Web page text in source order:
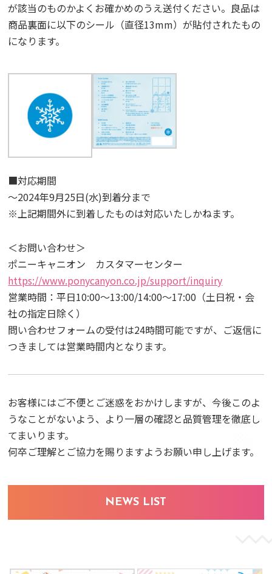
が該当のものかよくお確かめのうえ送付ください。良品は
商品裏面に以下のシール（直径13mm）が貼付されたもの
になります。
■対応期間
～2024年9月25日(水)到着分まで
※上記期間外に到着したものは対応いたしかねます。
＜お問い合わせ＞
ポニーキャニオン カスタマーセンター
https://www.ponycanyon.co.jp/support/inquiry
営業時間：平日10:00～13:00/14:00～17:00（土日祝・会
社の指定日除く）
問い合わせフォームの受付は24時間可能ですが、ご返信に
つきましては営業時間内となります。
お客様にはご不便とご迷惑をおかけしますが、今後このよ
うなことがないよう、より一層の確認と品質管理を徹底し
てまいります。
何卒ご理解とご協力を賜りますようお願い申し上げます。
NEWS LIST